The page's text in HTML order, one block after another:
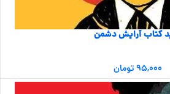
کتاب آرایش دشمن
۹۵,۰۰۰تومان